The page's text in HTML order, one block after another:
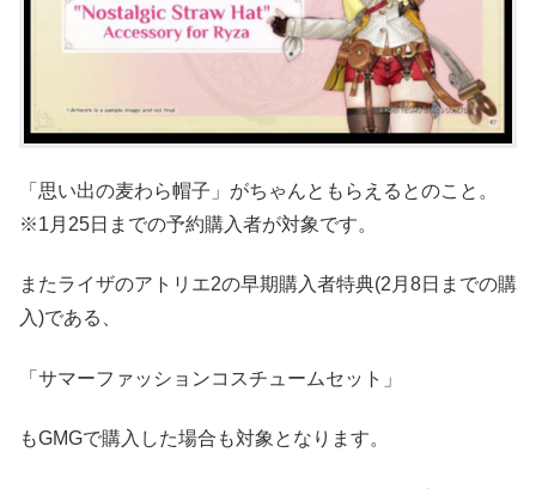
「思い出の麦わら帽子」がちゃんともらえるとのこと。
※1月25日までの予約購入者が対象です。
またライザのアトリエ2の早期購入者特典(2月8日までの購
入)である、
「サマーファッションコスチュームセット」
もGMGで購入した場合も対象となります。